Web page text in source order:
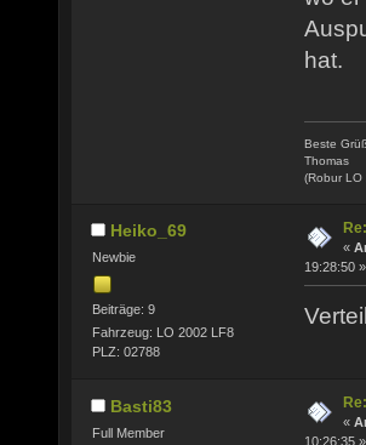
hat.
Beste
Thomas
(Robur LO
Heiko_69
Newbie
Beiträge: 9
Fahrzeug: LO 2002 LF8
PLZ: 02788
«
19:28:50 »
Basti83
Full Member
«
10:26:35 »